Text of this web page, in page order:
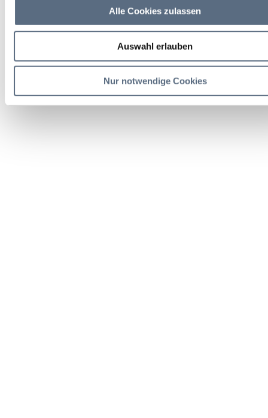
Alle Cookies zulassen
Auswahl erlauben
Nur notwendige Cookies